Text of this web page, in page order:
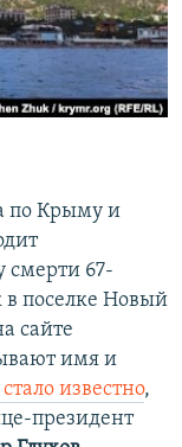
по Крыму и
смерти 67-
поселке Новый
сайте
имя и
известно,
президент